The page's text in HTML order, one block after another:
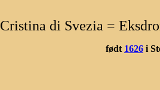
Cristina di Svezia =
født 1626 i